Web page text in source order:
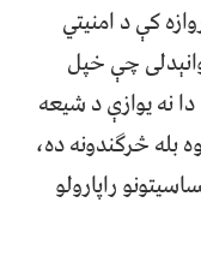
کې د امنیتي
چې خپل
نه یوازې د شیعه
بله څرګندونه ده،
راپارولو